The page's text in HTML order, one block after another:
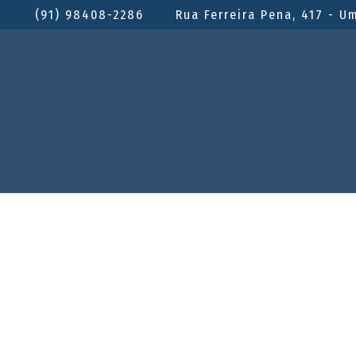
(91) 98408-2286 Rua Ferreira Pena, 417 -